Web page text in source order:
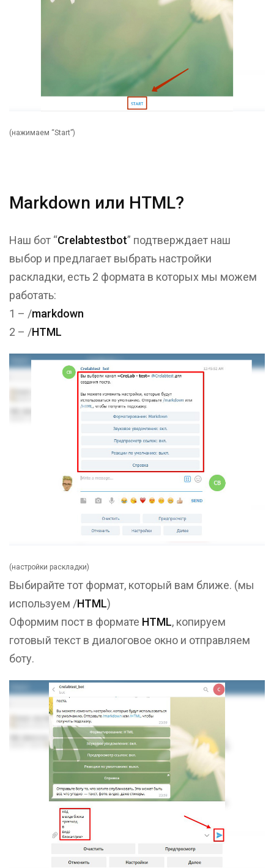
(нажимаем “Start”)
Markdown или HTML?
Наш бот “Crelabtestbot” подтверждает наш
выбор и предлагает выбрать настройки
раскладки, есть 2 формата в которых мы можем
работать:
1 – /markdown
2 – /HTML
(настройки раскладки)
Выбирайте тот формат, который вам ближе. (мы
используем /HTML)
Оформим пост в формате HTML, копируем
готовый текст в диалоговое окно и отправляем
боту.